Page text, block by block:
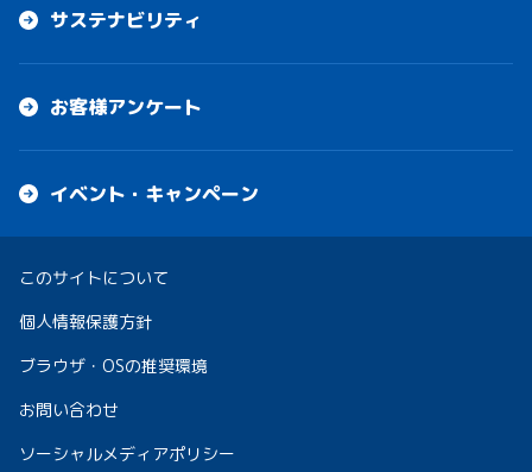
サステナビリティ
お客様アンケート
イベント・キャンペーン
このサイトについて
個人情報保護方針
ブラウザ・OSの推奨環境
お問い合わせ
ソーシャルメディアポリシー